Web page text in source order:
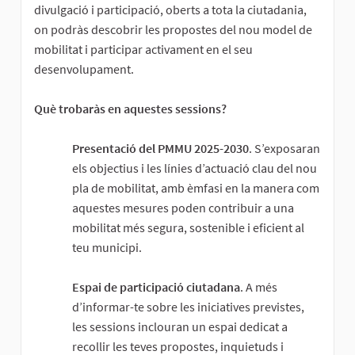
divulgació i participació, oberts a tota la ciutadania,
on podràs descobrir les propostes del nou model de
mobilitat i participar activament en el seu
desenvolupament.
Què trobaràs en aquestes sessions?
Presentació del PMMU 2025-2030. S’exposaran
els objectius i les línies d’actuació clau del nou
pla de mobilitat, amb èmfasi en la manera com
aquestes mesures poden contribuir a una
mobilitat més segura, sostenible i eficient al
teu municipi.
Espai de participació ciutadana. A més
d’informar-te sobre les iniciatives previstes,
les sessions inclouran un espai dedicat a
recollir les teves propostes, inquietuds i